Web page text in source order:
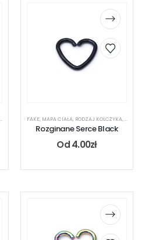
UCHO FAKE, MAPA CIAŁA, RODZAJ KOLCZYKA, UCHO
Rozginane Serce Black
Od4.00zł